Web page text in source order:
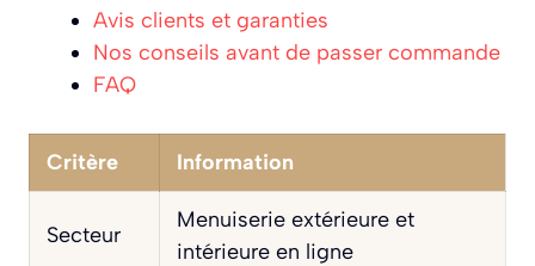
Avis clients et garanties
Nos conseils avant de passer commande
FAQ
Critère Information
Secteur
Menuiserie extérieure et
intérieure en ligne